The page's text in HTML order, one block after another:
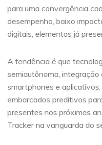
para uma convergência
desempenho, baixo
digitais, elementos já
A tendência é que
semiautônoma,
smartphones e
embarcados preditivos
presentes nos próximos
Tracker na vanguarda do